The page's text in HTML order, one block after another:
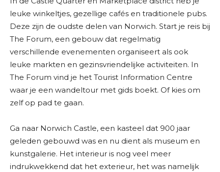
leuke winkeltjes, gezellige cafés en traditionele pubs.
Deze zijn de oudste delen van Norwich. Start je reis bij
The Forum, een gebouw dat regelmatig
verschillende evenementen organiseert als ook
leuke markten en gezinsvriendelijke activiteiten. In
The Forum vind je het Tourist Information Centre
waar je een wandeltour met gids boekt. Of kies om
zelf op pad te gaan.
Ga naar Norwich Castle, een kasteel dat 900 jaar
geleden gebouwd was en nu dient als museum en
kunstgalerie. Het interieur is nog veel meer
indrukwekkend dat het exterieur, het was namelijk